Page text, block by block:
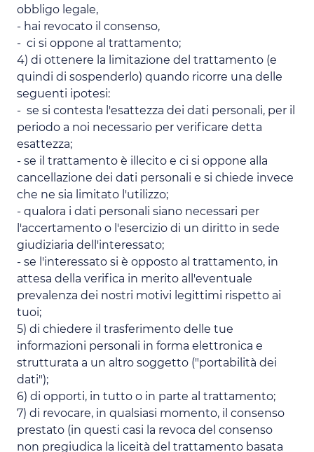
obbligo legale,
- hai revocato il consenso,
- ci si oppone al trattamento;
4) di ottenere la limitazione del trattamento (e
quindi di sospenderlo) quando ricorre una delle
seguenti ipotesi:
- se si contesta l'esattezza dei dati personali, per il
periodo a noi necessario per verificare detta
esattezza;
- se il trattamento è illecito e ci si oppone alla
cancellazione dei dati personali e si chiede invece
che ne sia limitato l'utilizzo;
- qualora i dati personali siano necessari per
l'accertamento o l'esercizio di un diritto in sede
giudiziaria dell'interessato;
- se l'interessato si è opposto al trattamento, in
attesa della verifica in merito all'eventuale
prevalenza dei nostri motivi legittimi rispetto ai
tuoi;
5) di chiedere il trasferimento delle tue
informazioni personali in forma elettronica e
strutturata a un altro soggetto ("portabilità dei
dati");
6) di opporti, in tutto o in parte al trattamento;
7) di revocare, in qualsiasi momento, il consenso
prestato (in questi casi la revoca del consenso
non pregiudica la liceità del trattamento basata